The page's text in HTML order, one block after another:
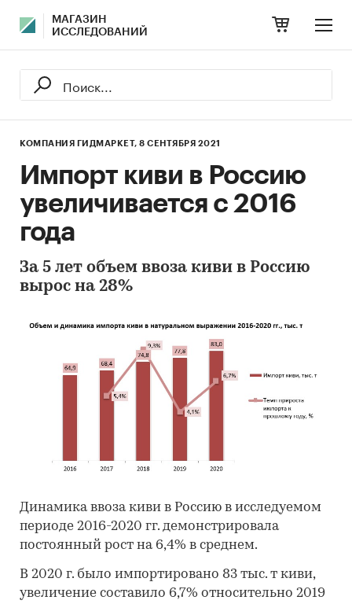
МАГАЗИН
ИССЛЕДОВАНИЙ
КОМПАНИЯ ГИДМАРКЕТ, 8 СЕНТЯБРЯ 2021
Импорт киви в Россию
увеличивается с 2016
года
За 5 лет объем ввоза киви в Россию
вырос на 28%
Динамика ввоза киви в Россию в исследуемом
периоде 2016-2020 гг. демонстрировала
постоянный рост на 6,4% в среднем.
В 2020 г. было импортировано 83 тыс. т киви,
увеличение составило 6,7% относительно 2019